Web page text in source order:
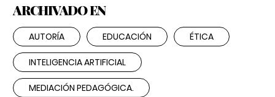
ARCHIVADO EN
AUTORÍA EDUCACIÓN ÉTICA
INTELIGENCIA ARTIFICIAL
MEDIACIÓN PEDAGÓGICA.